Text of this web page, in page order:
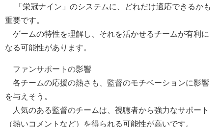
「栄冠ナイン」のシステムに、どれだけ適応できるかも
重要です。
ゲームの特性を理解し、それを活かせるチームが有利に
なる可能性があります。
ファンサポートの影響
各チームの応援の熱さも、監督のモチベーションに影響
を与えそう。
人気のある監督のチームは、視聴者から強力なサポート
（熱いコメントなど）を得られる可能性が高いです。